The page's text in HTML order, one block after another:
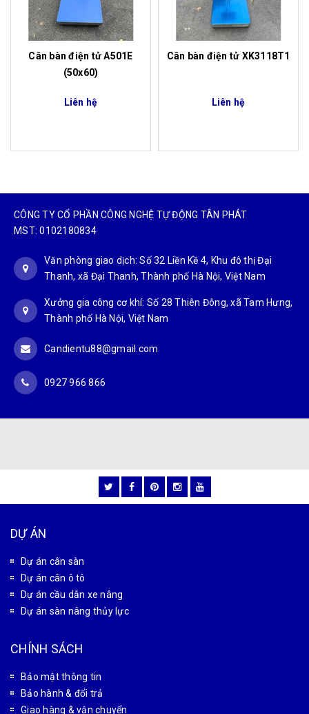
Cân bàn điện tử A501E
(50x60)
Liên hệ
Cân bàn điện tử XK3118T1
Liên hệ
CÔNG TY CỔ PHẦN CÔNG NGHỆ TỰ ĐỘNG TÂN PHÁT
Văn phòng giao dịch: Số 32 Liền Kề 4, Khu đô thị Đại
Thanh, xã Đại Thanh, Thành phố Hà Nội, Việt Nam